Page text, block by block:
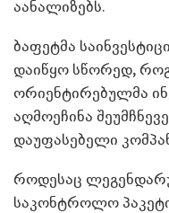
აანალიზებს.
ბაფეტმა
დაიწყო სწორედ,
ორიენტირებულმა
აღმოეჩინა
დაუფასებელი
როდესაც
საკონტროლო პაკეტი